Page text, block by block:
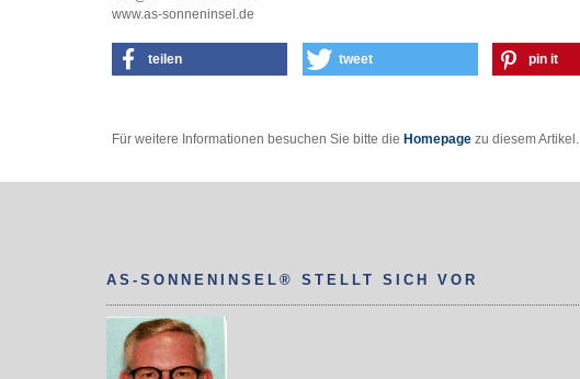
www.as-sonneninsel.de
teilen tweet pin it
Für weitere Informationen besuchen Sie bitte die Homepage zu diesem Artikel.
AS-SONNENINSEL® STELLT SICH VOR